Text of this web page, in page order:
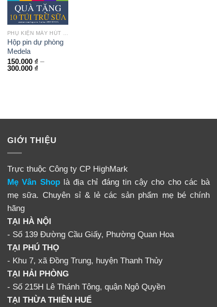
PHỤ KIỆN MÁY HÚT SỮA
Hộp pin dự phòng
Medela
150.000 ₫ –
300.000 ₫
GIỚI THIỆU
Trực thuộc Công ty CP HighMark
Mẹ Vân Shoplà địa chỉ đáng tin cậy cho cho các bà
mẹ sữa. Chuyên sỉ & lẻ các sản phẩm mẹ bé chính
hãng
TẠI HÀ NỘI
- Số 139 Đường Cầu Giấy, Phường Quan Hoa
TẠI PHÚ THỌ
- Khu 7, xã Đồng Trung, huyện Thanh Thủy
TẠI HẢI PHÒNG
- Số 215H Lê Thánh Tông, quận Ngô Quyền
TẠI THỪA THIÊN HUẾ